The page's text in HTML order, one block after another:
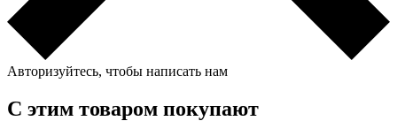
Авторизуйтесь, чтобы написать нам
С этим товаром покупают